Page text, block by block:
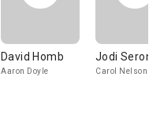
David Homb
Aaron Doyle
Jodi
Carol Nelson